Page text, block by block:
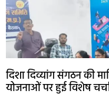
दिशा दिव्यांग संगठन की
योजनाओं पर हुई विशेष